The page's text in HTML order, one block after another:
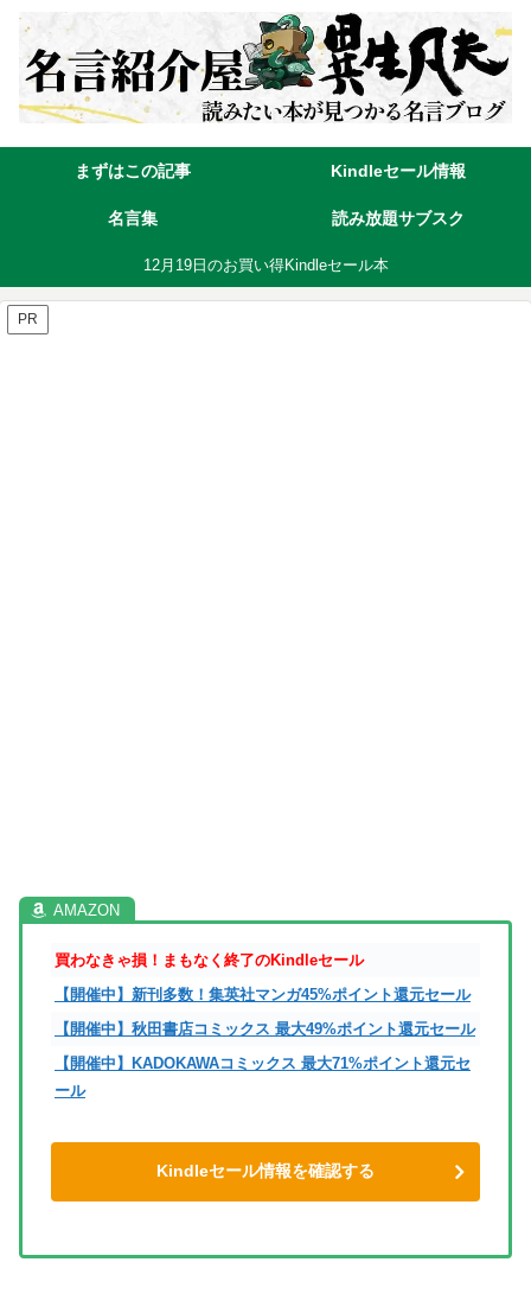
まずはこの記事 Kindleセール情報
名言集 読み放題サブスク
12月19日のお買い得Kindleセール本
PR
買わなきゃ損！まもなく終了のKindleセール
【開催中】新刊多数！集英社マンガ45%ポイント還元セール
【開催中】秋田書店コミックス 最大49%ポイント還元セール
【開催中】KADOKAWAコミックス 最大71%ポイント還元セ
ール
Kindleセール情報を確認する